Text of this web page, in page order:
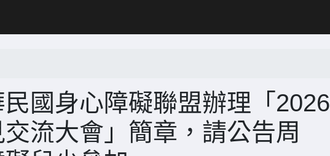
國身心障礙聯盟辦理「2026
流大會」簡章，請公告周